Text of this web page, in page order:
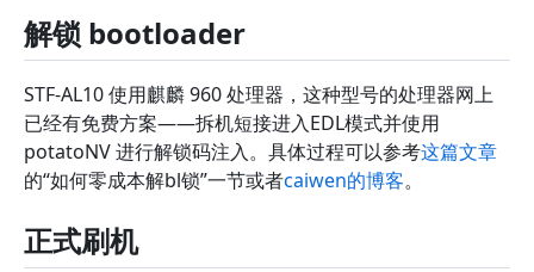
解锁 bootloader
STF-AL10 使用麒麟 960 处理器，这种型号的处理器网上
已经有免费方案——拆机短接进入EDL模式并使用
potatoNV 进行解锁码注入。具体过程可以参考这篇文章
的“如何零成本解bl锁”一节或者caiwen的博客。
正式刷机